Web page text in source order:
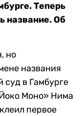
Теперь
название. Об
но
названия
в Гамбурге
Моно» Нима
первое